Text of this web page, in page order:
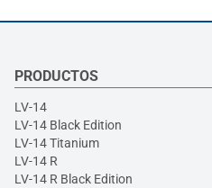
PRODUCTOS
LV-14
LV-14 Black Edition
LV-14 Titanium
LV-14 R
LV-14 R Black Edition